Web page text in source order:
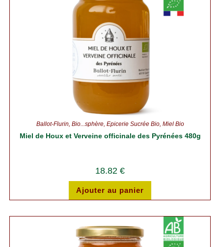
Ballot-Flurin, Bio...sphère, Épicerie Sucrée Bio, Miel Bio
Miel de Houx et Verveine officinale des Pyrénées 480g
18.82 €
Ajouter au panier